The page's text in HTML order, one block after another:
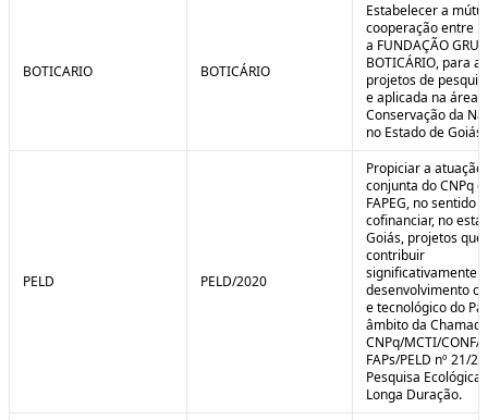
BOTICARIO BOTICÁRIO
Estabelecer a
cooperação entre
a FUNDAÇÃO
BOTICÁRIO, para
projetos de
e aplicada na área
Conservação da
no Estado de Goiás.
PELD PELD/2020
Propiciar a atuação
conjunta do CNPq e
FAPEG, no sentido
cofinanciar, no
Goiás, projetos que
contribuir
significativamente
desenvolvimento
e tecnológico do
âmbito da Chamada
CNPq/MCTI/
FAPs/PELD nº 21/
Pesquisa Ecológica
Longa Duração.